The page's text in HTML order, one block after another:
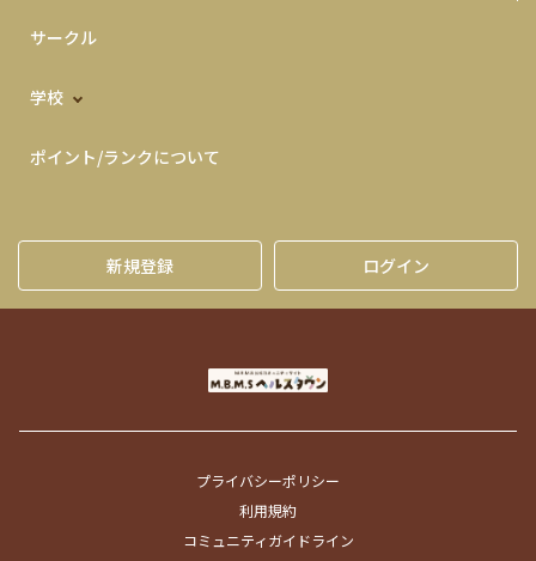
サークル
学校
ポイント/ランクについて
新規登録 ログイン
プライバシーポリシー
利用規約
コミュニティガイドライン